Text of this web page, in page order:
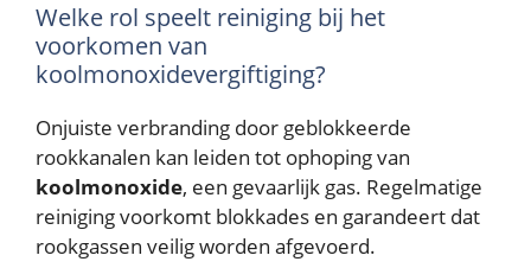
Welke rol speelt reiniging bij het
voorkomen van
koolmonoxidevergiftiging?
Onjuiste verbranding door geblokkeerde
rookkanalen kan leiden tot ophoping van
koolmonoxide, een gevaarlijk gas. Regelmatige
reiniging voorkomt blokkades en garandeert dat
rookgassen veilig worden afgevoerd.